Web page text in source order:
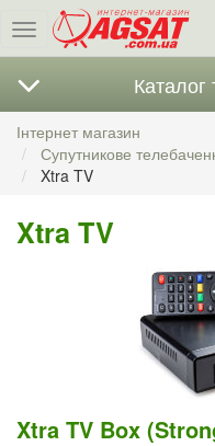
Меню
Каталог
Інтернет магазин
Супутникове
Xtra TV
Xtra TV
Xtra TV Box